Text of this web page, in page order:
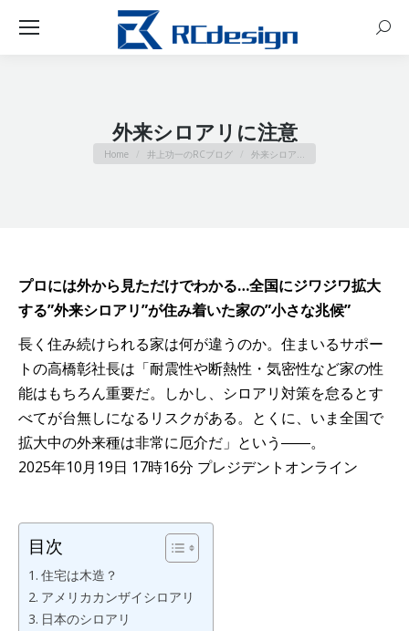
外来シロアリに注意
You are here:
Home 井上功一のRCブログ 外来シロア…
プロには外から見ただけでわかる…全国にジワジワ拡大
する”外来シロアリ”が住み着いた家の”小さな兆候”
長く住み続けられる家は何が違うのか。住まいるサポー
トの高橋彰社長は「耐震性や断熱性・気密性など家の性
能はもちろん重要だ。しかし、シロアリ対策を怠るとす
べてが台無しになるリスクがある。とくに、いま全国で
拡大中の外来種は非常に厄介だ」という――。
2025年10月19日 17時16分 プレジデントオンライン
目次
住宅は木造？
アメリカカンザイシロアリ
日本のシロアリ